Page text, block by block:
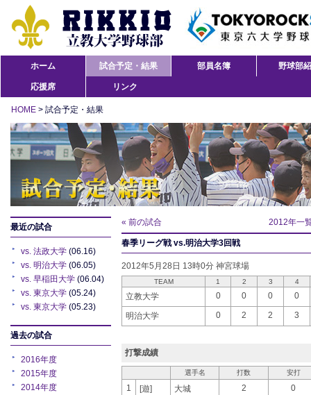
ホーム 試合予定・結果 部員名簿 野球部
応援席 リンク
HOME > 試合予定・結果
最近の試合
vs. 法政大学 (06.16)
vs. 明治大学 (06.05)
vs. 早稲田大学 (06.04)
vs. 東京大学 (05.24)
vs. 東京大学 (05.23)
過去の試合
2016年度
2015年度
2014年度
« 前の試合 2012年一
春季リーグ戦 vs.明治大学3回戦
2012年5月28日 13時0分 神宮球場
TEAM 1 2 3 4
立教大学 0 0 0 0
明治大学 0 2 2 3
打撃成績
選手名 打数 安打
1 [遊] 大城 2
0